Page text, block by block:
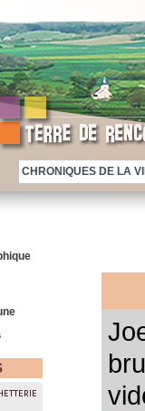
CHRONIQUES DE LA